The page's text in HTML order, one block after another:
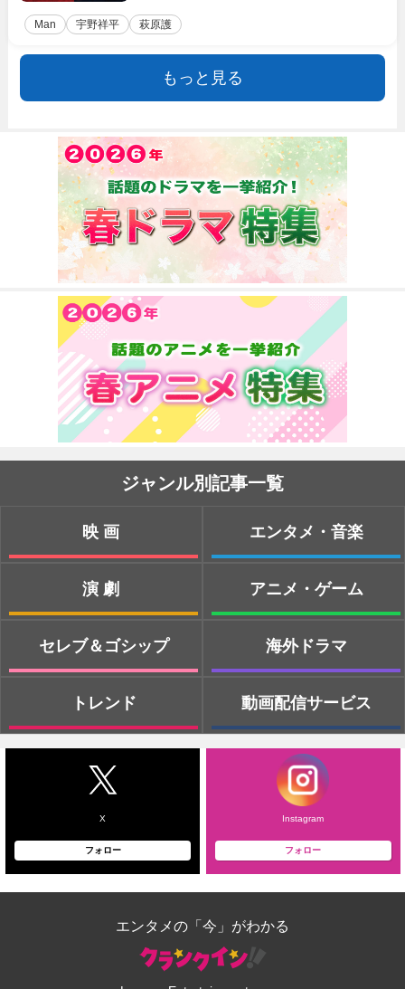
Man 宇野祥平 萩原護
もっと見る
ジャンル別記事一覧
映画
演劇
セレブ＆ゴシップ
トレンド
エンタメ・音楽
アニメ・ゲーム
海外ドラマ
動画配信サービス
X
フォロー
Instagram
フォロー
エンタメの「今」がわかる